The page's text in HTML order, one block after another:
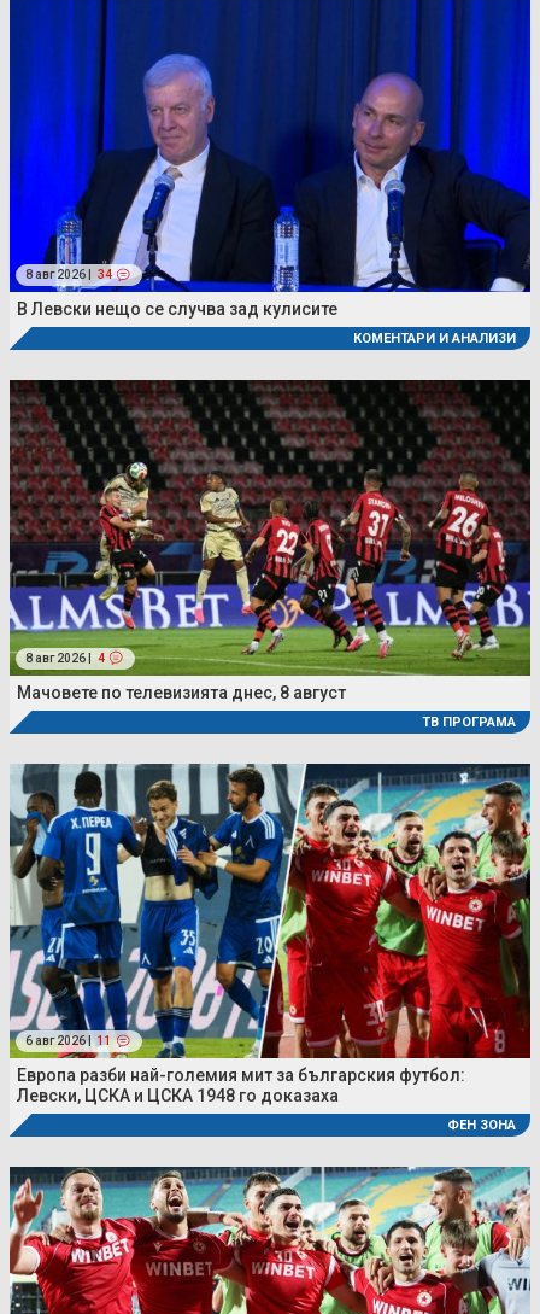
8 авг 2026 | 34
В Левски нещо се случва зад кулисите
КОМЕНТАРИ И АНАЛИЗИ
8 авг 2026 | 4
Мачовете по телевизията днес, 8 август
ТВ ПРОГРАМА
6 авг 2026 | 11
Европа разби най-големия мит за българския футбол:
Левски, ЦСКА и ЦСКА 1948 го доказаха
ФЕН ЗОНА